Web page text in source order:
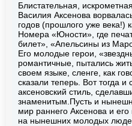
Блистательная,
Василия Аксенова
годов (прошлого уже века!)
Номера «Юности», где
билет», «Апельсины из
Его молодые герои,
романтичные, пытались
своем языке, сленге, как
сказали теперь. Вот тогда
аксеновский стиль,
знаменитым.Пусть и
мир раннего Аксенова и его
на нынешних молодых